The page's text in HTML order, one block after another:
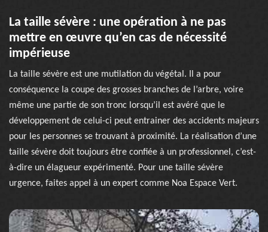
La taille sévère : une opération à ne pas
mettre en œuvre qu’en cas de nécessité
impérieuse
La taille sévère est une mutilation du végétal. Il a pour
conséquence la coupe des grosses branches de l’arbre, voire
même une partie de son tronc lorsqu’il est avéré que le
développement de celui-ci peut entrainer des accidents majeurs
pour les personnes se trouvant à proximité. La réalisation d’une
taille sévère doit toujours être confiée à un professionnel, c’est-
à-dire un élagueur expérimenté. Pour une taille sévère
urgence, faites appel à un expert comme Noa Espace Vert.